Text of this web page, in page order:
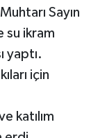
Sayın
su ikram
yaptı.
için
katılım